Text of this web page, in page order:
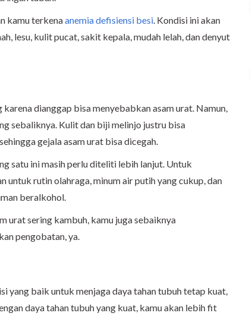
kamu terkenaanemia defisiensi besi. Kondisi ini akan
lesu, kulit pucat, sakit kepala, mudah lelah, dan denyut
dianggap bisa menyebabkan asam urat. Namun,
sebaliknya. Kulit dan biji melinjo justru bisa
gejala asam urat bisa dicegah.
satu ini masih perlu diteliti lebih lanjut. Untuk
untuk rutin olahraga, minum air putih yang cukup, dan
beralkohol.
urat sering kambuh, kamu juga sebaiknya
pengobatan, ya.
yang baik untuk menjaga daya tahan tubuh tetap kuat,
daya tahan tubuh yang kuat, kamu akan lebih fit